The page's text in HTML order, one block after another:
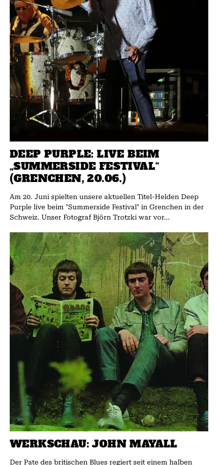
DEEP PURPLE: LIVE BEIM
„SUMMERSIDE FESTIVAL“
(GRENCHEN, 20.06.)
Am 20. Juni spielten unsere aktuellen Titel-Helden Deep
Purple live beim "Summerside Festival" in Grenchen in der
Schweiz. Unser Fotograf Björn Trotzki war vor...
WERKSCHAU: JOHN MAYALL
Der Pate des britischen Blues regiert seit einem halben